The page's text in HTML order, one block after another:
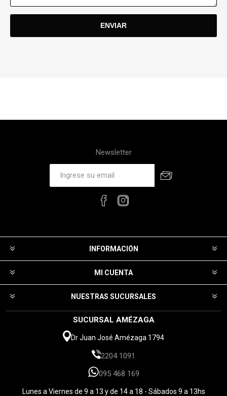
Newsletter
INFORMACIÓN
MI CUENTA
NUESTRAS SUCURSALES
SUCURSAL AMÉZAGA
Dr Juan José Amézaga 1794
2204 1091
095 468 169
Lunes a Viernes de 9 a 13 y de 14 a 18 - Sábados 9 a 13hs